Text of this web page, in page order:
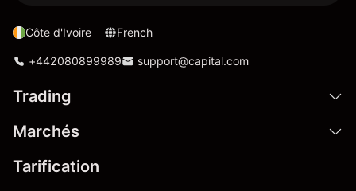
Côte d'Ivoire French
+442080899989 support@capital.com
Trading
Marchés
Tarification